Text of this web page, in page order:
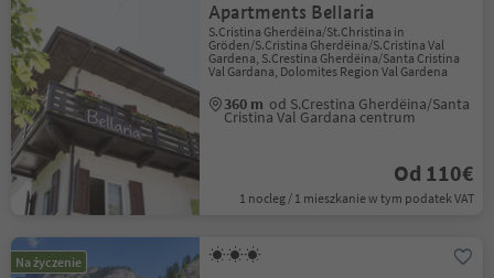
Apartments Bellaria
S.Cristina Gherdëina/St.Christina in
Gröden/S.Cristina Gherdëina/S.Cristina Val
Gardena, S.Crestina Gherdëina/Santa Cristina
Val Gardana, Dolomites Region Val Gardena
360 m od S.Crestina Gherdëina/Santa
Cristina Val Gardana centrum
Od 110€
1 nocleg / 1 mieszkanie w tym podatek VAT
Na życzenie